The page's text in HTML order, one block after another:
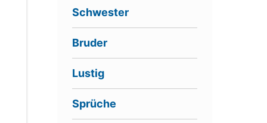
Schwester
Bruder
Lustig
Sprüche